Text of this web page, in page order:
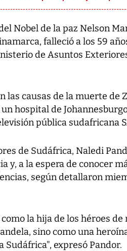
Nobel de la paz Nelson
falleció a los 59
de Asuntos
las causas de la muerte de
hospital de
pública sudafricana
de Sudáfrica, Naledi
y, a la espera de conocer
según detallaron
la hija de los héroes
sino como una
Sudáfrica", expresó Pandor.
candidatura...